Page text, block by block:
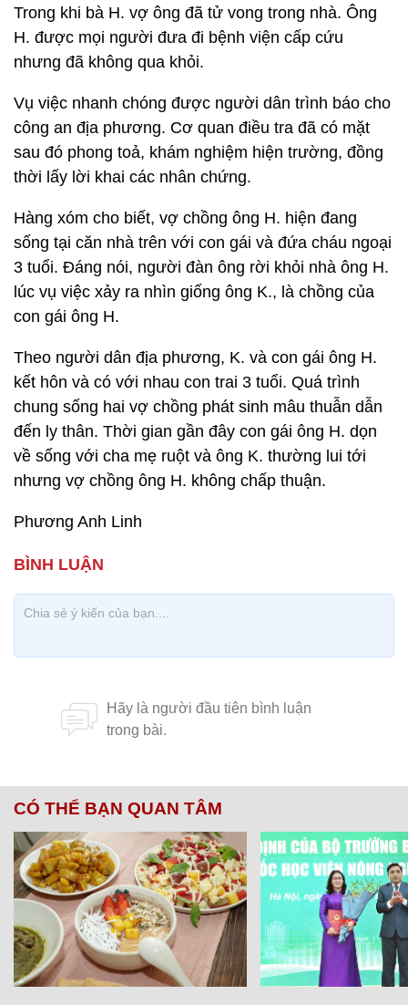
Trong khi bà H. vợ ông đã tử vong trong nhà. Ông
H. được mọi người đưa đi bệnh viện cấp cứu
nhưng đã không qua khỏi.
Vụ việc nhanh chóng được người dân trình báo cho
công an địa phương. Cơ quan điều tra đã có mặt
sau đó phong toả, khám nghiệm hiện trường, đồng
thời lấy lời khai các nhân chứng.
Hàng xóm cho biết, vợ chồng ông H. hiện đang
sống tại căn nhà trên với con gái và đứa cháu ngoại
3 tuổi. Đáng nói, người đàn ông rời khỏi nhà ông H.
lúc vụ việc xảy ra nhìn giống ông K., là chồng của
con gái ông H.
Theo người dân địa phương, K. và con gái ông H.
kết hôn và có với nhau con trai 3 tuổi. Quá trình
chung sống hai vợ chồng phát sinh mâu thuẫn dẫn
đến ly thân. Thời gian gần đây con gái ông H. dọn
về sống với cha mẹ ruột và ông K. thường lui tới
nhưng vợ chồng ông H. không chấp thuận.
Phương Anh Linh
CÓ THỂ BẠN QUAN TÂM